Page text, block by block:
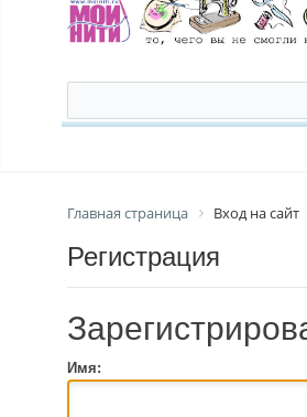
Главная страница Вход на сайт
Регистрация
Имя: